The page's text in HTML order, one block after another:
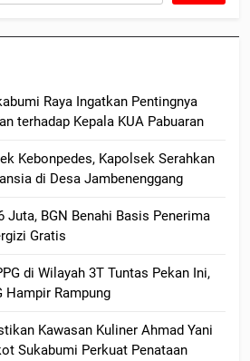
Raya Ingatkan Pentingnya
terhadap Kepala KUA Pabuaran
Kebonpedes, Kapolsek Serahkan
di Desa Jambenenggang
Juta, BGN Benahi Basis Penerima
Gratis
di Wilayah 3T Tuntas Pekan Ini,
Hampir Rampung
Kawasan Kuliner Ahmad Yani
Sukabumi Perkuat Penataan